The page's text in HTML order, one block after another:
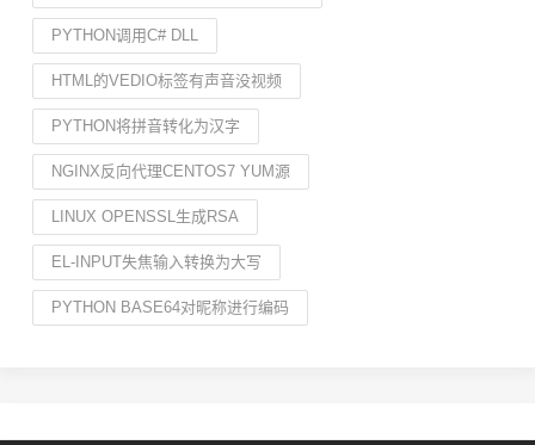
PYTHON调用C# DLL
HTML的VEDIO标签有声音没视频
PYTHON将拼音转化为汉字
NGINX反向代理CENTOS7 YUM源
LINUX OPENSSL生成RSA
EL-INPUT失焦输入转换为大写
PYTHON BASE64对昵称进行编码